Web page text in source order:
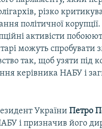
різко
політичної
активісти
можуть спробувати
так, щоб узяти під
керівника НАБУ і
України Петро
і призначив його